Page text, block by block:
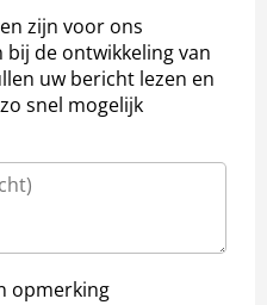
zijn voor ons
de ontwikkeling van
uw bericht lezen en
snel mogelijk
opmerking